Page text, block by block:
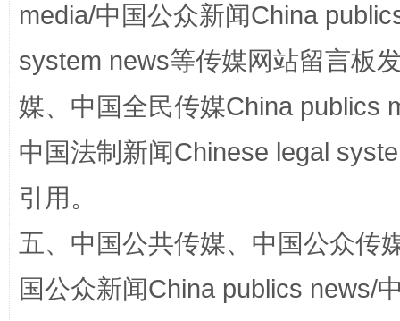
站台名比不上好声名
media/中国公众新闻China
system news等传媒网站留言板
媒、中国全民传媒China publics
中国法制新闻Chinese legal
引用。
五、中国公共传媒、中国公众传
国公众新闻China publics news/